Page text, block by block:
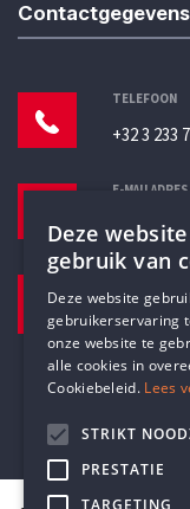
Contactgegevens
TELEFOON
+32 3 233
E-MAILADRES
Deze
gebruik van
Deze website
gebruikerservaring
onze website te
alle cookies in
Cookiebeleid. Lees
STRIKT
PRESTATIE
TARGETING